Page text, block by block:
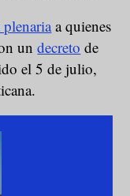
a quienes
undecreto de
el 5 de julio,